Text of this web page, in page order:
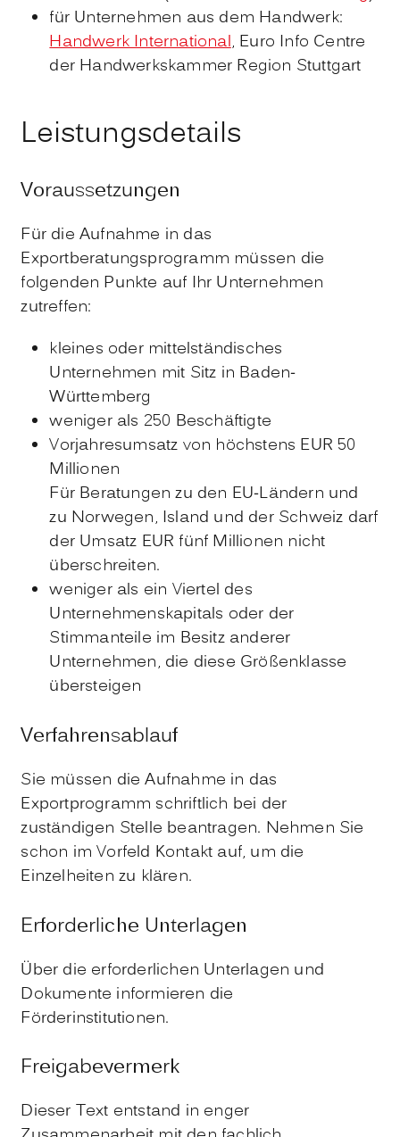
für Unternehmen aus dem Handwerk:
Handwerk International, Euro Info Centre
der Handwerkskammer Region Stuttgart
Leistungsdetails
Voraussetzungen
Für die Aufnahme in das
Exportberatungsprogramm müssen die
folgenden Punkte auf Ihr Unternehmen
zutreffen:
kleines oder mittelständisches
Unternehmen mit Sitz in Baden-
Württemberg
weniger als 250 Beschäftigte
Vorjahresumsatz von höchstens EUR 50
Millionen
Für Beratungen zu den EU-Ländern und
zu Norwegen, Island und der Schweiz darf
der Umsatz EUR fünf Millionen nicht
überschreiten.
weniger als ein Viertel des
Unternehmenskapitals oder der
Stimmanteile im Besitz anderer
Unternehmen, die diese Größenklasse
übersteigen
Verfahrensablauf
Sie müssen die Aufnahme in das
Exportprogramm schriftlich bei der
zuständigen Stelle beantragen. Nehmen Sie
schon im Vorfeld Kontakt auf, um die
Einzelheiten zu klären.
Erforderliche Unterlagen
Über die erforderlichen Unterlagen und
Dokumente informieren die
Förderinstitutionen.
Freigabevermerk
Dieser Text entstand in enger